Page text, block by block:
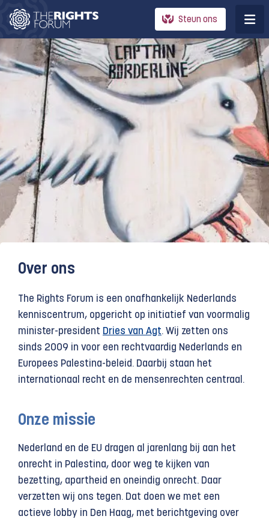
Steun ons
Over ons
The Rights Forum is een onafhankelijk Nederlands
kenniscentrum, opgericht op initiatief van voormalig
minister-president Dries van Agt. Wij zetten ons
sinds 2009 in voor een rechtvaardig Nederlands en
Europees Palestina-beleid. Daarbij staan het
internationaal recht en de mensenrechten centraal.
Onze missie
Nederland en de EU dragen al jarenlang bij aan het
onrecht in Palestina, door weg te kijken van
bezetting, apartheid en oneindig onrecht. Daar
verzetten wij ons tegen. Dat doen we met een
actieve lobby in Den Haag, met berichtgeving over